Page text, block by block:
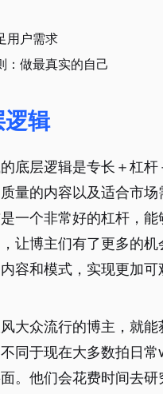
用户需求
：做最真实的自己
逻辑
底层逻辑是专长＋杠
量的内容以及适合市
一个非常好的杠杆，
让博主们有了更多的
容和模式，实现更加可
大众流行的博主，就
同于现在大多数拍日
。他们会花费时间去